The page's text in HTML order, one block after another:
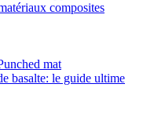
composites
basalte: le guide ultime